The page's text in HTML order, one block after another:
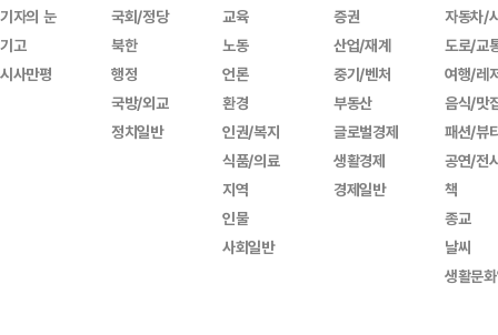
기자의 눈
기고
시사만평
국회/정당
북한
행정
국방/외교
정치일반
교육
노동
언론
환경
인권/복지
식품/의료
지역
인물
사회일반
증권
산업/재계
중기/벤처
부동산
글로벌경제
생활경제
경제일반
자동차/
도로/교
여행/레
음식/맛
패션/뷰
공연/전
책
종교
날씨
생활문